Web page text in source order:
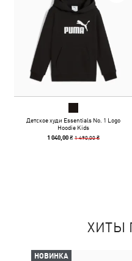
Детское худи Essentials No. 1 Logo
Hoodie Kids
1 040,00 ₴1 490,00 ₴
ХИТЫ
НОВИНКА